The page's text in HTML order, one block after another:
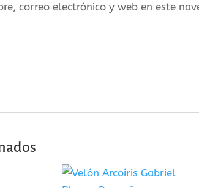
correo electrónico y web en este